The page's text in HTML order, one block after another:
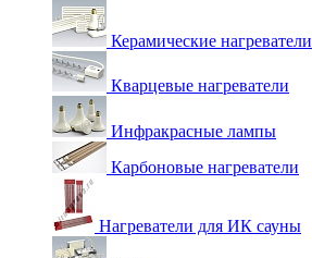
Керамические нагреватели
Кварцевые нагреватели
Инфракрасные лампы
Карбоновые нагреватели
Нагреватели для ИК сауны